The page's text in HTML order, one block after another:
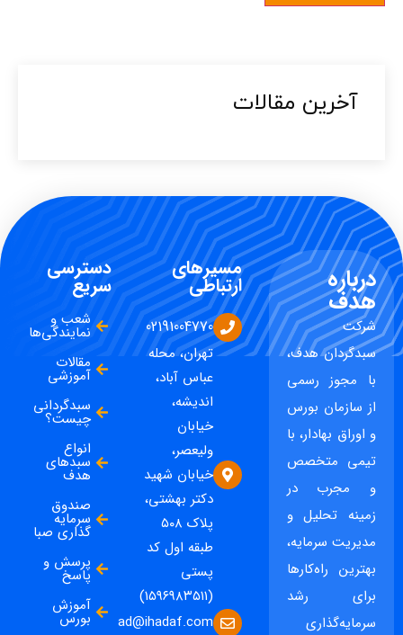
آخرین مقالات​
درباره
هدف
شرکت
سبدگردان هدف،
با مجوز رسمی
از سازمان بورس
و اوراق بهادار، با
تیمی متخصص
و مجرب در
زمینه تحلیل و
مدیریت سرمایه،
بهترین راه‌کارها
برای رشد
سرمایه‌گذاری
مسیرهای
ارتباطی
02191004770
تهران، محله
عباس آباد،
اندیشه،
خیابان
ولیعصر،
خیابان شهید
دکتر بهشتی،
پلاک ۵۰۸
طبقه اول کد
پستی
(۱۵۹۶۹۸۳۵۱۱)
ad@ihadaf.com
دسترسی
سریع
شعب و
نمایندگی‌ها
مقالات
آموزشی
سبدگردانی
چیست؟
انواع
سبدهای
هدف
صندوق
سرمایه
گذاری صبا
پرسش و
پاسخ
آموزش
بورس